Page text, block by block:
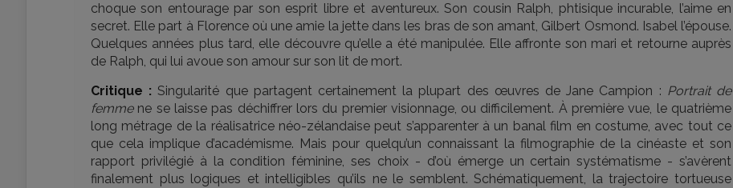
choque son entourage par son esprit libre et aventureux. Son cousin Ralph, phtisique incurable, l’aime en
secret. Elle part à Florence où une amie la jette dans les bras de son amant, Gilbert Osmond. Isabel l’épouse.
Quelques années plus tard, elle découvre qu’elle a été manipulée. Elle affronte son mari et retourne auprès
de Ralph, qui lui avoue son amour sur son lit de mort.
Critique : Singularité que partagent certainement la plupart des œuvres de Jane Campion : Portrait de
femmene se laisse pas déchiffrer lors du premier visionnage, ou difficilement. À première vue, le quatrième
long métrage de la réalisatrice néo-zélandaise peut s’apparenter à un banal film en costume, avec tout ce
que cela implique d’académisme. Mais pour quelqu’un connaissant la filmographie de la cinéaste et son
rapport privilégié à la condition féminine, ses choix - d’où émerge un certain systématisme - s’avèrent
finalement plus logiques et intelligibles qu’ils ne le semblent. Schématiquement, la trajectoire tortueuse